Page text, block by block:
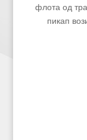
флота од
пикап